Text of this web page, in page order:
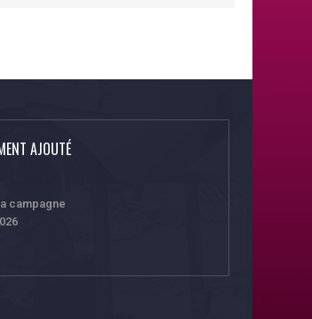
AJOUTÉ
campagne